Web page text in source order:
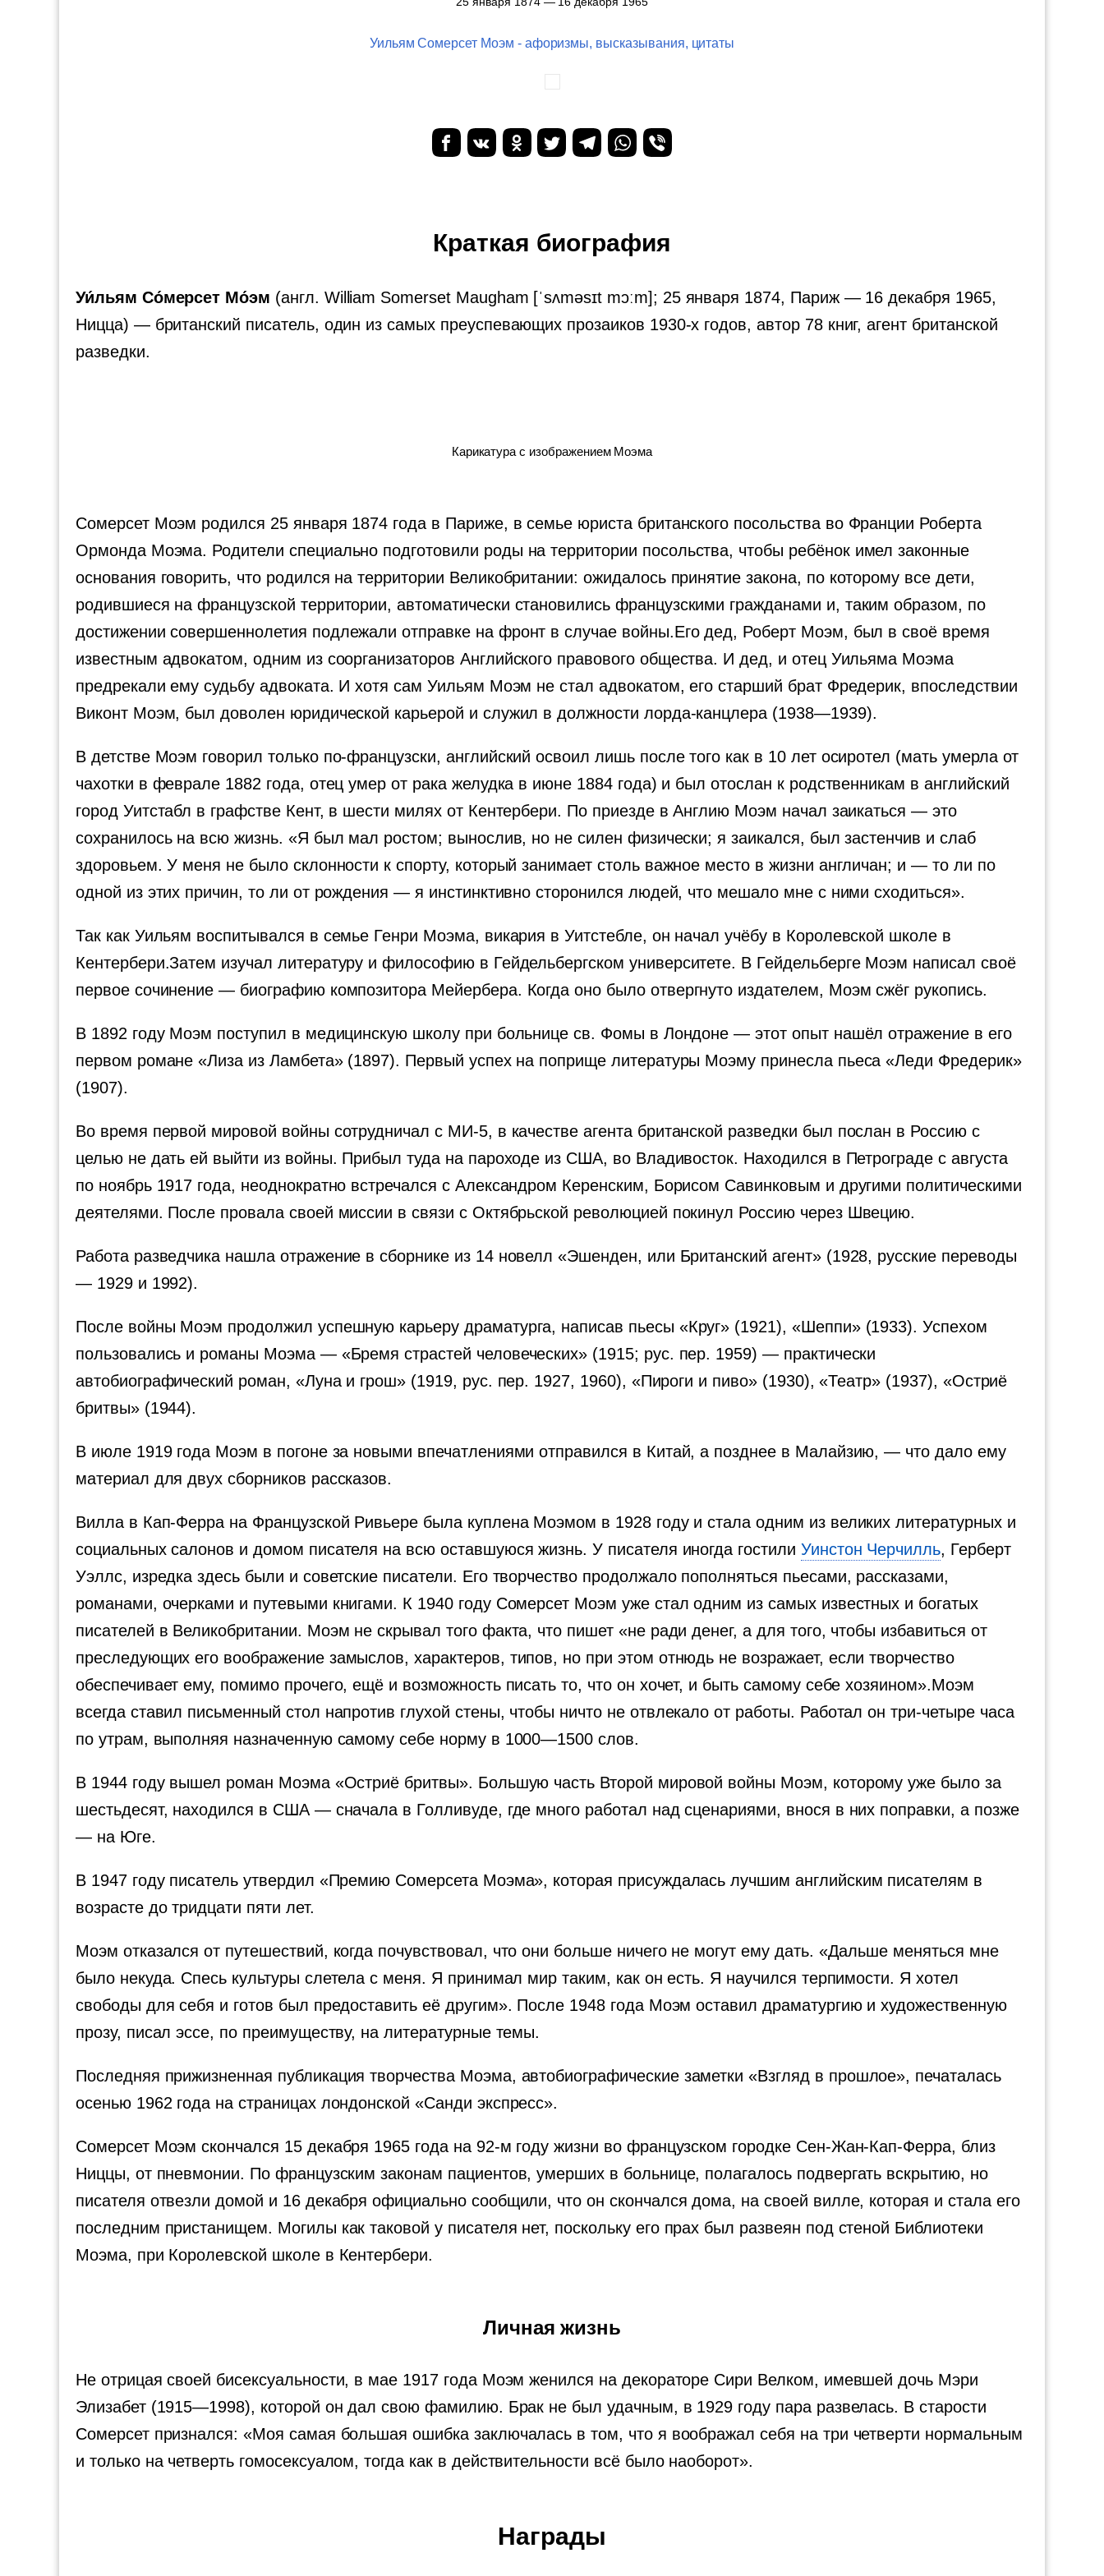
Уильям Сомерсет Моэм - афоризмы, высказывания, цитаты
Краткая биография
Уи́льям Со́мерсет Мо́эм (англ. William Somerset Maugham [ˈsʌməsɪt mɔːm]; 25 января 1874, Париж — 16 декабря 1965,
Ницца) — британский писатель, один из самых преуспевающих прозаиков 1930-х годов, автор 78 книг, агент британской
разведки.
Карикатура с изображением Моэма
Сомерсет Моэм родился 25 января 1874 года в Париже, в семье юриста британского посольства во Франции Роберта
Ормонда Моэма. Родители специально подготовили роды на территории посольства, чтобы ребёнок имел законные
основания говорить, что родился на территории Великобритании: ожидалось принятие закона, по которому все дети,
родившиеся на французской территории, автоматически становились французскими гражданами и, таким образом, по
достижении совершеннолетия подлежали отправке на фронт в случае войны.Его дед, Роберт Моэм, был в своё время
известным адвокатом, одним из соорганизаторов Английского правового общества. И дед, и отец Уильяма Моэма
предрекали ему судьбу адвоката. И хотя сам Уильям Моэм не стал адвокатом, его старший брат Фредерик, впоследствии
Виконт Моэм, был доволен юридической карьерой и служил в должности лорда-канцлера (1938—1939).
В детстве Моэм говорил только по-французски, английский освоил лишь после того как в 10 лет осиротел (мать умерла от
чахотки в феврале 1882 года, отец умер от рака желудка в июне 1884 года) и был отослан к родственникам в английский
город Уитстабл в графстве Кент, в шести милях от Кентербери. По приезде в Англию Моэм начал заикаться — это
сохранилось на всю жизнь. «Я был мал ростом; вынослив, но не силен физически; я заикался, был застенчив и слаб
здоровьем. У меня не было склонности к спорту, который занимает столь важное место в жизни англичан; и — то ли по
одной из этих причин, то ли от рождения — я инстинктивно сторонился людей, что мешало мне с ними сходиться».
Так как Уильям воспитывался в семье Генри Моэма, викария в Уитстебле, он начал учёбу в Королевской школе в
Кентербери.Затем изучал литературу и философию в Гейдельбергском университете. В Гейдельберге Моэм написал своё
первое сочинение — биографию композитора Мейербера. Когда оно было отвергнуто издателем, Моэм сжёг рукопись.
В 1892 году Моэм поступил в медицинскую школу при больнице св. Фомы в Лондоне — этот опыт нашёл отражение в его
первом романе «Лиза из Ламбета» (1897). Первый успех на поприще литературы Моэму принесла пьеса «Леди Фредерик»
(1907).
Во время первой мировой войны сотрудничал с МИ-5, в качестве агента британской разведки был послан в Россию с
целью не дать ей выйти из войны. Прибыл туда на пароходе из США, во Владивосток. Находился в Петрограде с августа
по ноябрь 1917 года, неоднократно встречался с Александром Керенским, Борисом Савинковым и другими политическими
деятелями. После провала своей миссии в связи с Октябрьской революцией покинул Россию через Швецию.
Работа разведчика нашла отражение в сборнике из 14 новелл «Эшенден, или Британский агент» (1928, русские переводы
— 1929 и 1992).
После войны Моэм продолжил успешную карьеру драматурга, написав пьесы «Круг» (1921), «Шеппи» (1933). Успехом
пользовались и романы Моэма — «Бремя страстей человеческих» (1915; рус. пер. 1959) — практически
автобиографический роман, «Луна и грош» (1919, рус. пер. 1927, 1960), «Пироги и пиво» (1930), «Театр» (1937), «Остриё
бритвы» (1944).
В июле 1919 года Моэм в погоне за новыми впечатлениями отправился в Китай, а позднее в Малайзию, — что дало ему
материал для двух сборников рассказов.
Вилла в Кап-Ферра на Французской Ривьере была куплена Моэмом в 1928 году и стала одним из великих литературных и
социальных салонов и домом писателя на всю оставшуюся жизнь. У писателя иногда гостили Уинстон Черчилль, Герберт
Уэллс, изредка здесь были и советские писатели. Его творчество продолжало пополняться пьесами, рассказами,
романами, очерками и путевыми книгами. К 1940 году Сомерсет Моэм уже стал одним из самых известных и богатых
писателей в Великобритании. Моэм не скрывал того факта, что пишет «не ради денег, а для того, чтобы избавиться от
преследующих его воображение замыслов, характеров, типов, но при этом отнюдь не возражает, если творчество
обеспечивает ему, помимо прочего, ещё и возможность писать то, что он хочет, и быть самому себе хозяином».Моэм
всегда ставил письменный стол напротив глухой стены, чтобы ничто не отвлекало от работы. Работал он три-четыре часа
по утрам, выполняя назначенную самому себе норму в 1000—1500 слов.
В 1944 году вышел роман Моэма «Остриё бритвы». Большую часть Второй мировой войны Моэм, которому уже было за
шестьдесят, находился в США — сначала в Голливуде, где много работал над сценариями, внося в них поправки, а позже
— на Юге.
В 1947 году писатель утвердил «Премию Сомерсета Моэма», которая присуждалась лучшим английским писателям в
возрасте до тридцати пяти лет.
Моэм отказался от путешествий, когда почувствовал, что они больше ничего не могут ему дать. «Дальше меняться мне
было некуда. Спесь культуры слетела с меня. Я принимал мир таким, как он есть. Я научился терпимости. Я хотел
свободы для себя и готов был предоставить её другим». После 1948 года Моэм оставил драматургию и художественную
прозу, писал эссе, по преимуществу, на литературные темы.
Последняя прижизненная публикация творчества Моэма, автобиографические заметки «Взгляд в прошлое», печаталась
осенью 1962 года на страницах лондонской «Санди экспресс».
Сомерсет Моэм скончался 15 декабря 1965 года на 92-м году жизни во французском городке Сен-Жан-Кап-Ферра, близ
Ниццы, от пневмонии. По французским законам пациентов, умерших в больнице, полагалось подвергать вскрытию, но
писателя отвезли домой и 16 декабря официально сообщили, что он скончался дома, на своей вилле, которая и стала его
последним пристанищем. Могилы как таковой у писателя нет, поскольку его прах был развеян под стеной Библиотеки
Моэма, при Королевской школе в Кентербери.
Личная жизнь
Не отрицая своей бисексуальности, в мае 1917 года Моэм женился на декораторе Сири Велком, имевшей дочь Мэри
Элизабет (1915—1998), которой он дал свою фамилию. Брак не был удачным, в 1929 году пара развелась. В старости
Сомерсет признался: «Моя самая большая ошибка заключалась в том, что я воображал себя на три четверти нормальным
и только на четверть гомосексуалом, тогда как в действительности всё было наоборот».
Награды